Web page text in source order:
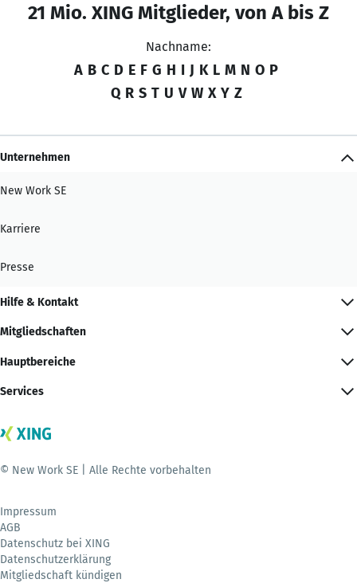
21 Mio. XING Mitglieder, von A bis Z
Nachname:
A B C D E F G H I J K L M N O P
Q R S T U V W X Y Z
Unternehmen
New Work SE
Karriere
Presse
Hilfe & Kontakt
Mitgliedschaften
Hauptbereiche
Services
© New Work SE | Alle Rechte vorbehalten
Impressum
AGB
Datenschutz bei XING
Datenschutzerklärung
Mitgliedschaft kündigen